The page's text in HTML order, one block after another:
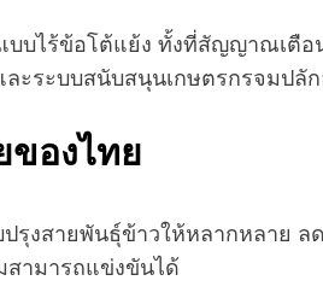
บบไร้ข้อโต้แย้ง ทั้งที่สัญญาณเตื
ะบบสนับสนุนเกษตรกรจมปลัก
ของไทย
งสายพันธุ์ข้าวให้หลากหลาย
สามารถแข่งขันได้